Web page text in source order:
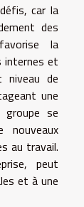
car la
des
la
internes et
niveau de
une
groupe se
nouveaux
au travail.
peut
et à une